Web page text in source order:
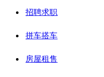
招聘求职
拼车搭车
房屋租售